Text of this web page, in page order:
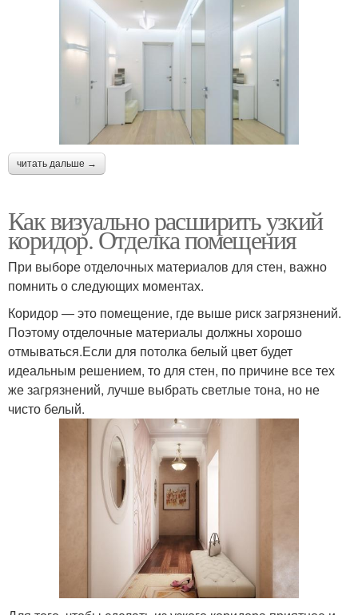
читать дальше →
Как визуально расширить узкий
коридор. Отделка помещения
При выборе отделочных материалов для стен, важно
помнить о следующих моментах.
Коридор — это помещение, где выше риск загрязнений.
Поэтому отделочные материалы должны хорошо
отмываться.Если для потолка белый цвет будет
идеальным решением, то для стен, по причине все тех
же загрязнений, лучше выбрать светлые тона, но не
чисто белый.